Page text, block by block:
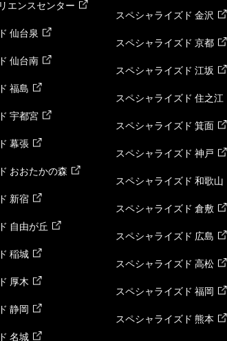
エンスセンター
仙台泉
仙台南
福島
宇都宮
幕張
おおたかの森
新宿
自由が丘
稲城
厚木
静岡
名城
スペシャライズド 金沢
スペシャライズド 京都
スペシャライズド 江坂
スペシャライズド 住之江
スペシャライズド 箕面
スペシャライズド 神戸
スペシャライズド 和歌山
スペシャライズド 倉敷
スペシャライズド 広島
スペシャライズド 高松
スペシャライズド 福岡
スペシャライズド 熊本